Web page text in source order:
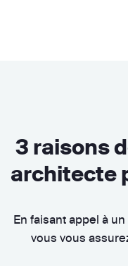
3 raisons
architecte
En faisant appel à
vous vous